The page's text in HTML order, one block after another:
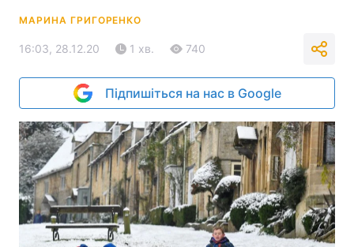
МАРИНА ГРИГОРЕНКО
16:03, 28.12.20 1 хв. 740
Підпишіться на нас в Google